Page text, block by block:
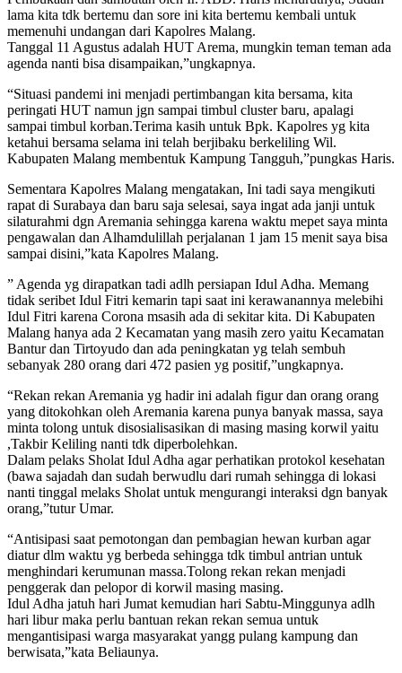
lama kita tdk bertemu dan sore ini kita bertemu kembali untuk
memenuhi undangan dari Kapolres Malang.
Tanggal 11 Agustus adalah HUT Arema, mungkin teman teman ada
agenda nanti bisa disampaikan,”ungkapnya.
“Situasi pandemi ini menjadi pertimbangan kita bersama, kita
peringati HUT namun jgn sampai timbul cluster baru, apalagi
sampai timbul korban.Terima kasih untuk Bpk. Kapolres yg kita
ketahui bersama selama ini telah berjibaku berkeliling Wil.
Kabupaten Malang membentuk Kampung Tangguh,”pungkas Haris.
Sementara Kapolres Malang mengatakan, Ini tadi saya mengikuti
rapat di Surabaya dan baru saja selesai, saya ingat ada janji untuk
silaturahmi dgn Aremania sehingga karena waktu mepet saya minta
pengawalan dan Alhamdulillah perjalanan 1 jam 15 menit saya bisa
sampai disini,”kata Kapolres Malang.
” Agenda yg dirapatkan tadi adlh persiapan Idul Adha. Memang
tidak seribet Idul Fitri kemarin tapi saat ini kerawanannya melebihi
Idul Fitri karena Corona msasih ada di sekitar kita. Di Kabupaten
Malang hanya ada 2 Kecamatan yang masih zero yaitu Kecamatan
Bantur dan Tirtoyudo dan ada peningkatan yg telah sembuh
sebanyak 280 orang dari 472 pasien yg positif,”ungkapnya.
“Rekan rekan Aremania yg hadir ini adalah figur dan orang orang
yang ditokohkan oleh Aremania karena punya banyak massa, saya
minta tolong untuk disosialisasikan di masing masing korwil yaitu
,Takbir Keliling nanti tdk diperbolehkan.
Dalam pelaks Sholat Idul Adha agar perhatikan protokol kesehatan
(bawa sajadah dan sudah berwudlu dari rumah sehingga di lokasi
nanti tinggal melaks Sholat untuk mengurangi interaksi dgn banyak
orang,”tutur Umar.
“Antisipasi saat pemotongan dan pembagian hewan kurban agar
diatur dlm waktu yg berbeda sehingga tdk timbul antrian untuk
menghindari kerumunan massa.Tolong rekan rekan menjadi
penggerak dan pelopor di korwil masing masing.
Idul Adha jatuh hari Jumat kemudian hari Sabtu-Minggunya adlh
hari libur maka perlu bantuan rekan rekan semua untuk
mengantisipasi warga masyarakat yangg pulang kampung dan
berwisata,”kata Beliaunya.